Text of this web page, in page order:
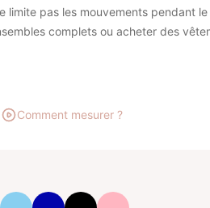
limite pas les mouvements pendant le
complets ou acheter des
Comment mesurer ?